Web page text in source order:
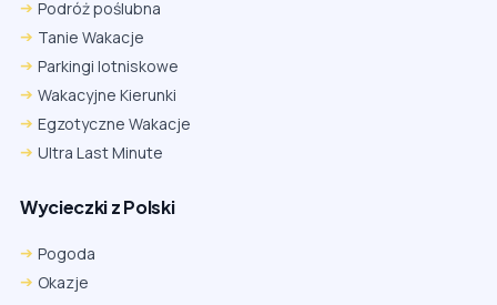
Podróż poślubna
Tanie Wakacje
Parkingi lotniskowe
Wakacyjne Kierunki
Egzotyczne Wakacje
Ultra Last Minute
Wycieczki z Polski
Pogoda
Okazje